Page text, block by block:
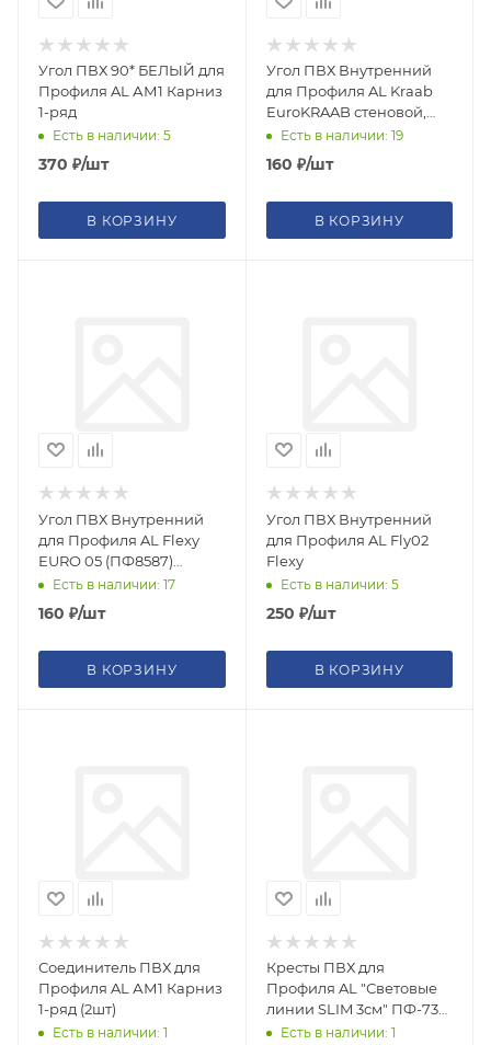
Угол ПВХ 90* БЕЛЫЙ для
Профиля AL АМ1 Карниз
1-ряд
Есть в наличии: 5
370 ₽/шт
В КОРЗИНУ
Угол ПВХ Внутренний
для Профиля AL Kraab
EuroKRAAB стеновой,
теневой
Есть в наличии: 19
160 ₽/шт
В КОРЗИНУ
Угол ПВХ Внутренний
для Профиля AL Flexy
EURO 05 (ПФ8587)
Теневой
Есть в наличии: 17
160 ₽/шт
В КОРЗИНУ
Угол ПВХ Внутренний
для Профиля AL Fly02
Flexy
Есть в наличии: 5
250 ₽/шт
В КОРЗИНУ
Соединитель ПВХ для
Профиля AL АМ1 Карниз
1-ряд (2шт)
Есть в наличии: 1
Кресты ПВХ для
Профиля AL "Световые
линии SLIM 3см" ПФ-7321
Flexy
Есть в наличии: 1